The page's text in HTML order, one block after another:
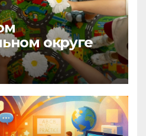
округе
правовой
Дню
и верности